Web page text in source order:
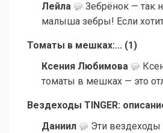
Лейла
Зебрёнок — так
малыша зебры! Если
Томаты в мешках:... (1 )
Ксения Любимова
томаты в мешках — это
Вездеходы TINGER:
Даниил
Эти вездеходы